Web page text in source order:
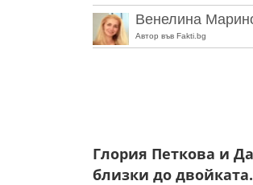
Венелина
Автор във Fakti.bg
Глория Петкова и
близки до